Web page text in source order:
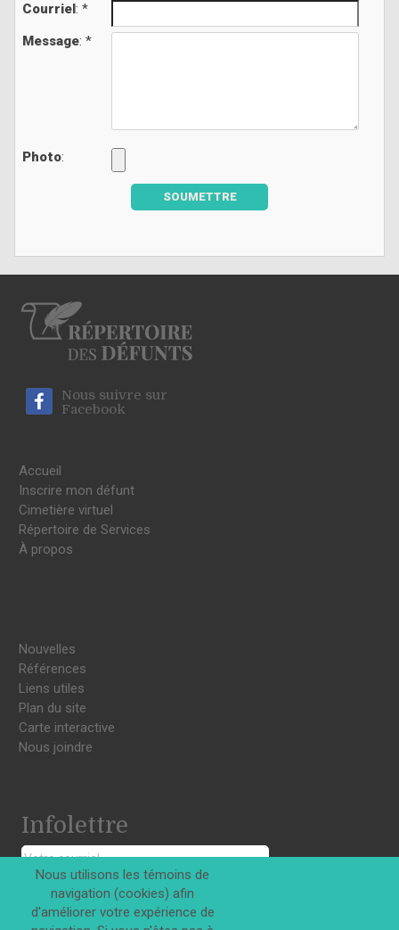
Courriel : *
Message: *
Photo:
SOUMETTRE
Nous suivre sur
Facebook
Accueil
Inscrire mon défunt
Cimetière virtuel
Répertoire de Services
À propos
Nouvelles
Références
Liens utiles
Plan du site
Carte interactive
Nous joindre
Infolettre
S'INSCRIRE
Nous utilisons les témoins de
navigation (cookies) afin
d'améliorer votre expérience de